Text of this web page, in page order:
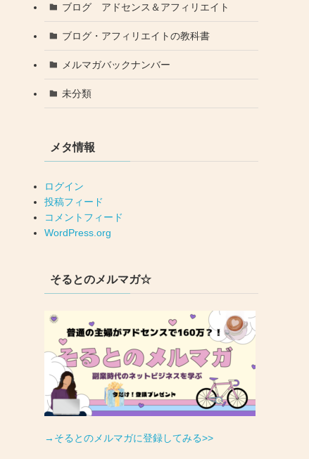
ブログ アドセンス＆アフィリエイト
ブログ・アフィリエイトの教科書
メルマガバックナンバー
未分類
メタ情報
ログイン
投稿フィード
コメントフィード
WordPress.org
そるとのメルマガ☆
→そるとのメルマガに登録してみる>>